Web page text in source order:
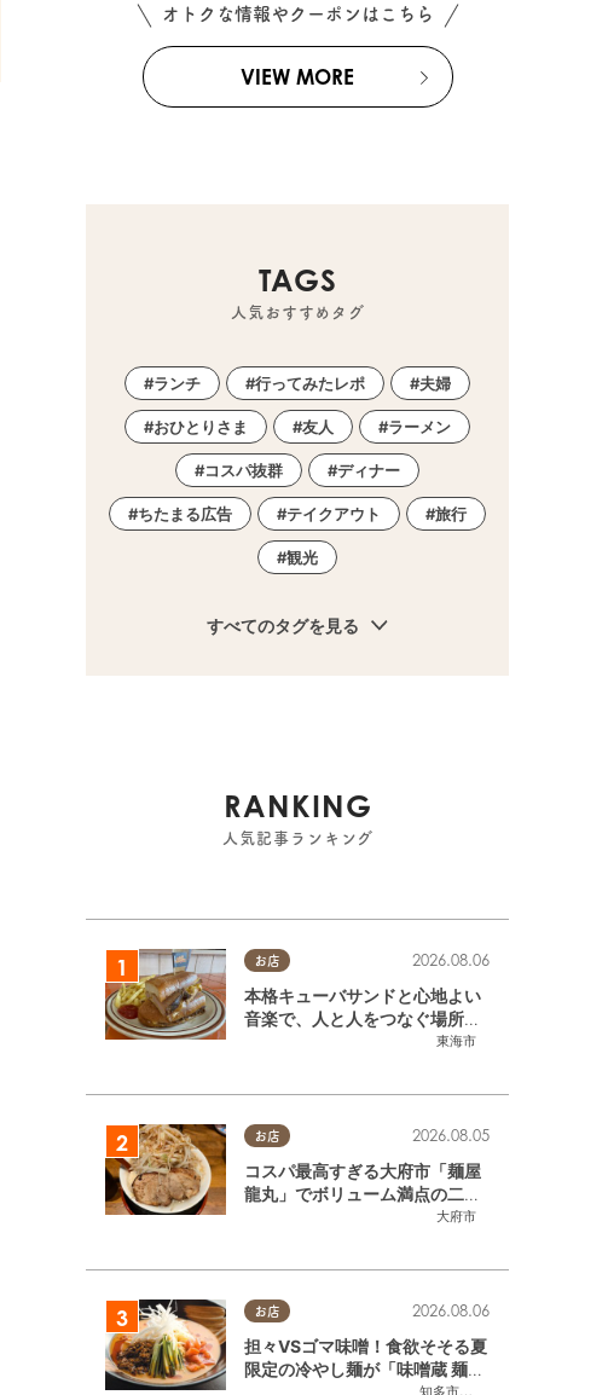
オトクな情報やクーポンはこちら
VIEW MORE
TAGS
人気おすすめタグ
ランチ 行ってみたレポ 夫婦
おひとりさま 友人 ラーメン
コスパ抜群 ディナー
ちたまる広告 テイクアウト 旅行
観光
すべてのタグを見る
RANKING
人気記事ランキング
お店
東海市
2026.08.06
本格キューバサンドと心地よい
音楽で、人と人をつなぐ場所。
東海市「JAMMIN'STANDHOU
お店
大府市
2026.08.05
コスパ最高すぎる大府市「麺屋
龍丸」でボリューム満点の二郎
系ラーメンを堪能してきた
お店 2026.08.06
担々VSゴマ味噌！食欲そそる夏
限定の冷やし麺が「味噌蔵 麺四